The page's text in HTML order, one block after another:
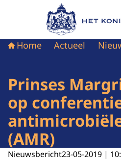
Naar de
Home Actueel
Prinses
op
(AMR)
Nieuwsbericht23-05-2019 |